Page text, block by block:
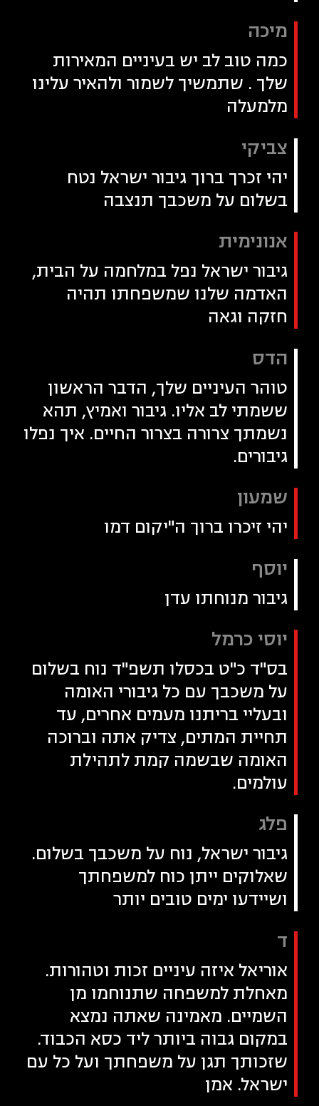
מיכה
כמה טוב לב יש בעיניים המאירות
שלך . שתמשיך לשמור ולהאיר עלינו
מלמעלה
צביקי
יהי זכרך ברוך גיבור ישראל נטח
בשלום על משכבך תנצבה
אנונימית
גיבור ישראל נפל במלחמה על הבית,
האדמה שלנו שמשפחתו תהיה
חזקה וגאה
הדס
טוהר העיניים שלך, הדבר הראשון
ששמתי לב אליו. גיבור ואמיץ, תהא
נשמתך צרורה בצרור החיים. איך נפלו
גיבורים.
שמעון
יהי זיכרו ברוך ה"יקום דמו
יוסף
גיבור מנוחתו עדן
יוסי כרמל
בס"ד כ"ט בכסלו תשפ"ד נוח בשלום
על משכבך עם כל גיבורי האומה
ובעליי בריתנו מעמים אחרים, עד
תחיית המתים, צדיק אתה וברוכה
האומה שבשמה קמת לתהילת
עולמים.
פלג
גיבור ישראל, נוח על משכבך בשלום.
שאלוקים ייתן כוח למשפחתך
ושיידעו ימים טובים יותר
ד
אוריאל איזה עיניים זכות וטהורות.
מאחלת למשפחה שתנוחמו מן
השמיים. מאמינה שאתה נמצא
במקום גבוה ביותר ליד כסא הכבוד.
שזכותך תגן על משפחתך ועל כל עם
ישראל. אמן